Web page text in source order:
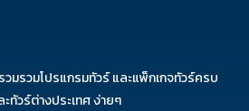
มรวมโปรแกรมทัวร์ และแพ็กเกจทัวร์ครบ
ทัวร์ต่างประเทศ ง่ายๆ